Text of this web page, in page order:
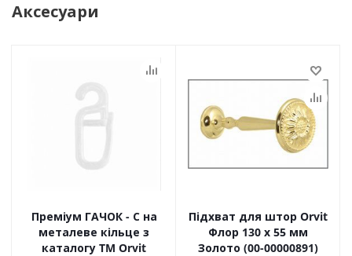
Аксесуари
Преміум ГАЧОК - С на
металеве кільце з
каталогу TM Orvit
Підхват для штор Orvit
Флор 130 х 55 мм
Золото (00-00000891)